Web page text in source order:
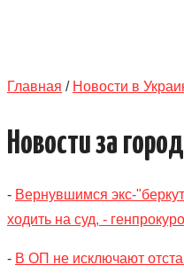
Главная / Новости в
Новости за
- Вернувшимся экс-
ходить на суд, -
- В ОП не исключают